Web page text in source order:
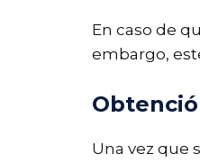
En caso de
embargo,
Una vez que